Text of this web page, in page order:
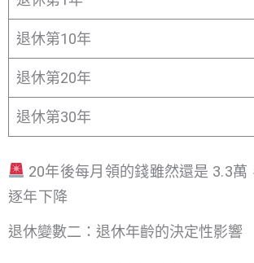
退休第10年
退休第20年
退休第30年
20年後每月領的錢雖然還是 3.3
逐年下降
退休變數二：退休年齡的決定性影響